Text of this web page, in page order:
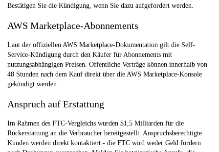
Bestätigen Sie die Kündigung, wenn Sie dazu aufgefordert werden.
AWS Marketplace-Abonnements
Laut der offiziellen AWS Marketplace-Dokumentation gilt die Self-
Service-Kündigung durch den Käufer für Abonnements mit
nutzungsabhängigen Preisen. Öffentliche Verträge können innerhalb von
48 Stunden nach dem Kauf direkt über die AWS Marketplace-Konsole
gekündigt werden.
Anspruch auf Erstattung
Im Rahmen des FTC-Vergleichs wurden $1,5 Milliarden für die
Rückerstattung an die Verbraucher bereitgestellt. Anspruchsberechtigte
Kunden werden direkt kontaktiert - die FTC wird weder Geld fordern